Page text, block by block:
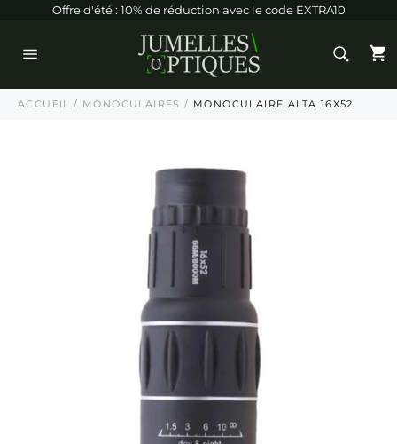
contenu
Offre d'été : 10% de réduction avec le code EXTRA10
ACCUEIL / MONOCULAIRES / MONOCULAIRE ALTA 16X52